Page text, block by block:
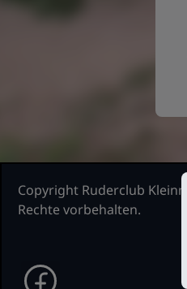
Copyright Ruderclub
Rechte vorbehalten.